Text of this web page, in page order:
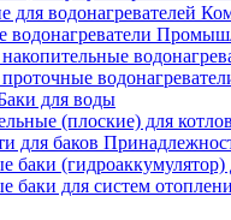
для воды